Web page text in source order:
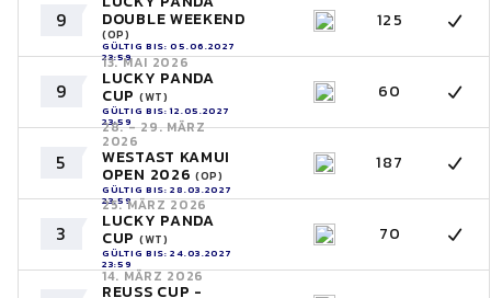
9 DOUBLE WEEKEND
(OP)
GÜLTIG BIS: 05.06.2027
23:59
125
9
13. MAI 2026
LUCKY PANDA
CUP (WT)
GÜLTIG BIS: 12.05.2027
23:59
60
5
28. - 29. MÄRZ
2026
WESTAST KAMUI
OPEN 2026 (OP)
GÜLTIG BIS: 28.03.2027
23:59
187
3
25. MÄRZ 2026
LUCKY PANDA
CUP (WT)
GÜLTIG BIS: 24.03.2027
23:59
70
14. MÄRZ 2026
REUSS CUP -